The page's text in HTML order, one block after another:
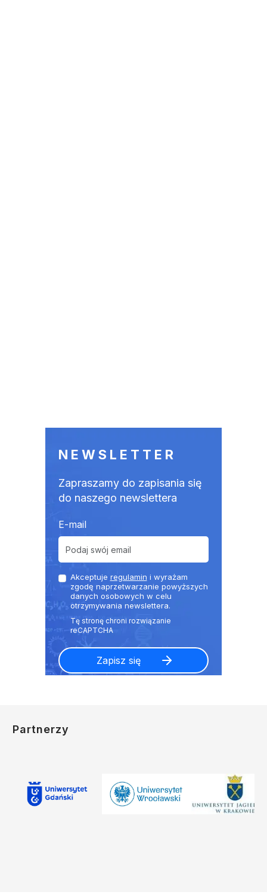
NEWSLETTER
Zapraszamy do zapisania się
do naszego newslettera
E-mail
Akceptuje regulamin i wyrażam
zgodę naprzetwarzanie powyższych
danych osobowych w celu
otrzymywania newslettera.
Partnerzy